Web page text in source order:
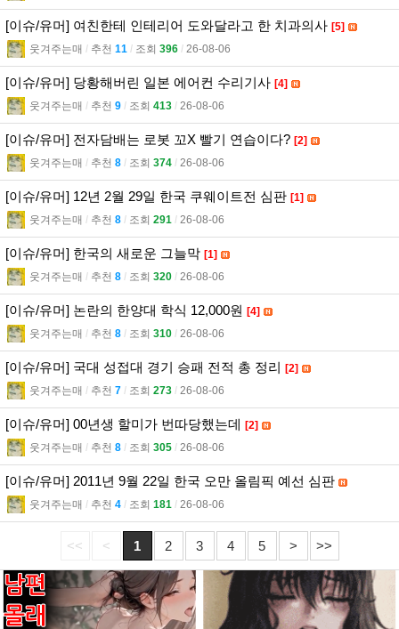
[이슈/유머] 여친한테 인테리어 도와달라고 한 치과의사 [5]
웃겨주는매 l 추천 11 l 조회 396 l 26-08-06
[이슈/유머] 당황해버린 일본 에어컨 수리기사 [4]
웃겨주는매 l 추천 9 l 조회 413 l 26-08-06
[이슈/유머] 전자담배는 로봇 꼬X 빨기 연습이다? [2]
웃겨주는매 l 추천 8 l 조회 374 l 26-08-06
[이슈/유머] 12년 2월 29일 한국 쿠웨이트전 심판 [1]
웃겨주는매 l 추천 8 l 조회 291 l 26-08-06
[이슈/유머] 한국의 새로운 그늘막 [1]
웃겨주는매 l 추천 8 l 조회 320 l 26-08-06
[이슈/유머] 논란의 한양대 학식 12,000원 [4]
웃겨주는매 l 추천 8 l 조회 310 l 26-08-06
[이슈/유머] 국대 성접대 경기 승패 전적 총 정리 [2]
웃겨주는매 l 추천 7 l 조회 273 l 26-08-06
[이슈/유머] 00년생 할미가 번따당했는데 [2]
웃겨주는매 l 추천 8 l 조회 305 l 26-08-06
[이슈/유머] 2011년 9월 22일 한국 오만 올림픽 예선 심판
웃겨주는매 l 추천 4 l 조회 181 l 26-08-06
<< < 1 2 3 4 5 > >>